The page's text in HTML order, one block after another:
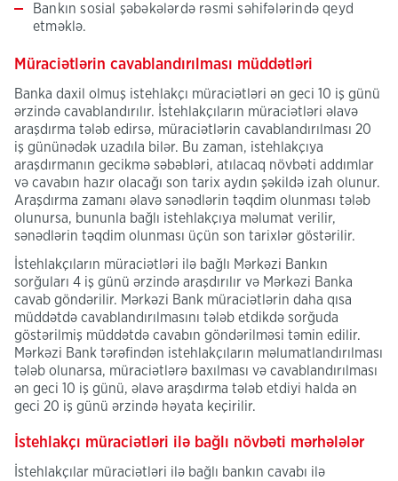
Bankın sosial şəbəkələrdə rəsmi səhifələrində qeyd
etməklə.
Müraciətlərin cavablandırılması müddətləri
Banka daxil olmuş istehlakçı müraciətləri ən geci 10 iş günü
ərzində cavablandırılır. İstehlakçıların müraciətləri əlavə
araşdırma tələb edirsə, müraciətlərin cavablandırılması 20
iş gününədək uzadıla bilər. Bu zaman, istehlakçıya
araşdırmanın gecikmə səbəbləri, atılacaq növbəti addımlar
və cavabın hazır olacağı son tarix aydın şəkildə izah olunur.
Araşdırma zamanı əlavə sənədlərin təqdim olunması tələb
olunursa, bununla bağlı istehlakçıya məlumat verilir,
sənədlərin təqdim olunması üçün son tarixlər göstərilir.
İstehlakçıların müraciətləri ilə bağlı Mərkəzi Bankın
sorğuları 4 iş günü ərzində araşdırılır və Mərkəzi Banka
cavab göndərilir. Mərkəzi Bank müraciətlərin daha qısa
müddətdə cavablandırılmasını tələb etdikdə sorğuda
göstərilmiş müddətdə cavabın göndərilməsi təmin edilir.
Mərkəzi Bank tərəfindən istehlakçıların məlumatlandırılması
tələb olunarsa, müraciətlərə baxılması və cavablandırılması
ən geci 10 iş günü, əlavə araşdırma tələb etdiyi halda ən
geci 20 iş günü ərzində həyata keçirilir.
İstehlakçı müraciətləri ilə bağlı növbəti mərhələlər
İstehlakçılar müraciətləri ilə bağlı bankın cavabı ilə